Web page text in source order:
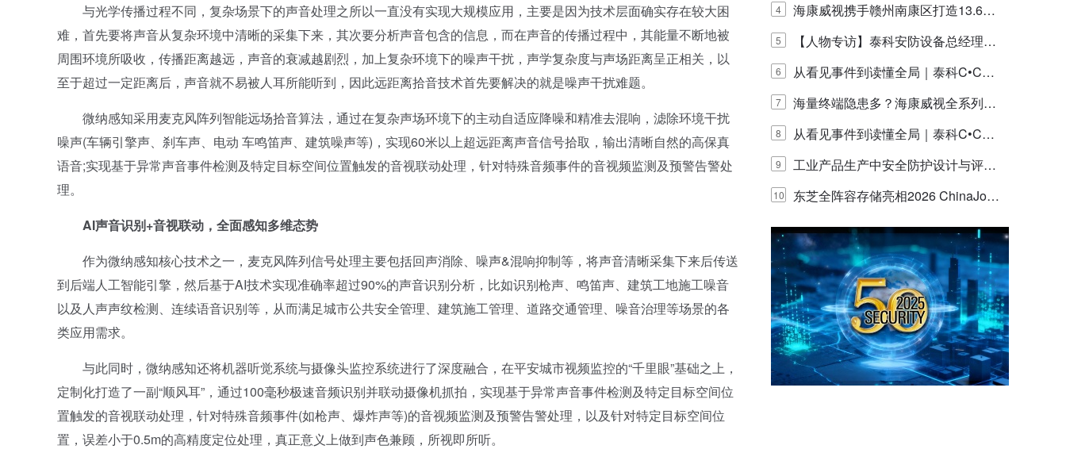
与光学传播过程不同，复杂场景下的声音处理之所以一直没有实现大规模应用，主要是因为技术层面确实存在较大困
难，首先要将声音从复杂环境中清晰的采集下来，其次要分析声音包含的信息，而在声音的传播过程中，其能量不断地被
周围环境所吸收，传播距离越远，声音的衰减越剧烈，加上复杂环境下的噪声干扰，声学复杂度与声场距离呈正相关，以
至于超过一定距离后，声音就不易被人耳所能听到，因此远距离拾音技术首先要解决的就是噪声干扰难题。
微纳感知采用麦克风阵列智能远场拾音算法，通过在复杂声场环境下的主动自适应降噪和精准去混响，滤除环境干扰
噪声(车辆引擎声、刹车声、电动 车鸣笛声、建筑噪声等)，实现60米以上超远距离声音信号拾取，输出清晰自然的高保真
语音;实现基于异常声音事件检测及特定目标空间位置触发的音视联动处理，针对特殊音频事件的音视频监测及预警告警处
理。
AI声音识别+音视联动，全面感知多维态势
作为微纳感知核心技术之一，麦克风阵列信号处理主要包括回声消除、噪声&混响抑制等，将声音清晰采集下来后传送
到后端人工智能引擎，然后基于AI技术实现准确率超过90%的声音识别分析，比如识别枪声、鸣笛声、建筑工地施工噪音
以及人声声纹检测、连续语音识别等，从而满足城市公共安全管理、建筑施工管理、道路交通管理、噪音治理等场景的各
类应用需求。
与此同时，微纳感知还将机器听觉系统与摄像头监控系统进行了深度融合，在平安城市视频监控的“千里眼”基础之上，
定制化打造了一副“顺风耳”，通过100毫秒极速音频识别并联动摄像机抓拍，实现基于异常声音事件检测及特定目标空间位
置触发的音视联动处理，针对特殊音频事件(如枪声、爆炸声等)的音视频监测及预警告警处理，以及针对特定目标空间位
置，误差小于0.5m的高精度定位处理，真正意义上做到声色兼顾，所视即所听。
能培训正式启动！
4
海康威视携手赣州南康区打造13.6公
里绿波网
5
【人物专访】泰科安防设备总经理张
宁解码安防出海新范式
6
从看见事件到读懂全局｜泰科C•CUR
E IQ 3.20开启安防运营智能新时代
7
海量终端隐患多？海康威视全系列物
联安全产品，四层守护更放心！
8
从看见事件到读懂全局｜泰科C•CUR
E IQ 3.20开启安防运营智能新时代
9
工业产品生产中安全防护设计与评估
的实践与探讨
10
东芝全阵容存储亮相2026 ChinaJo
y，以海量数据底座赋能“与AI同游”新
体验